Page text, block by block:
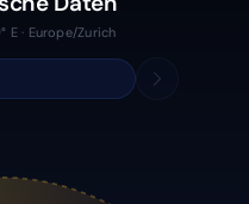
E · Europe/Zurich